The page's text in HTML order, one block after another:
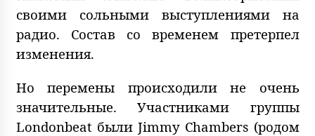
своими сольными выступлениями на
радио. Состав со временем претерпел
изменения.
Но перемены происходили не очень
значительные. Участниками группы
Londonbeat были Jimmy Chambers (родом